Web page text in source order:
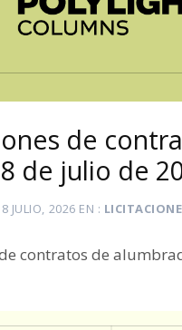
de
de julio de
8 JULIO, 2026 EN
contratos de